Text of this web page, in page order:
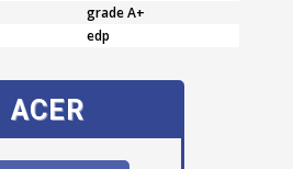
grade A+
edp
ACER